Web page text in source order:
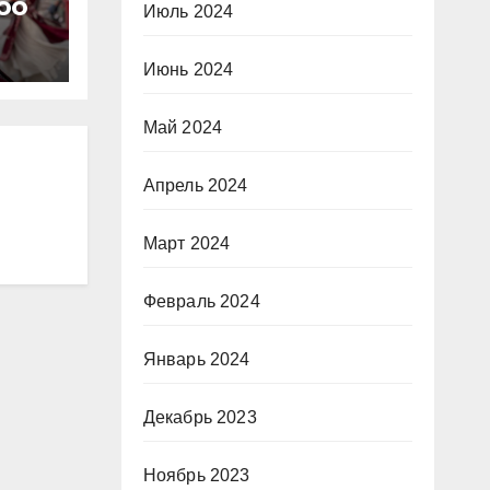
Июль 2024
Июнь 2024
Май 2024
Апрель 2024
Март 2024
Февраль 2024
Январь 2024
Декабрь 2023
Ноябрь 2023